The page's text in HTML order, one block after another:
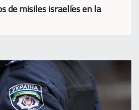
de misiles israelíes en la